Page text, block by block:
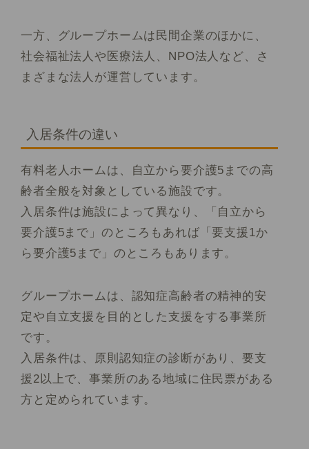
一方、グループホームは民間企業のほかに、
社会福祉法人や医療法人、NPO法人など、さ
まざまな法人が運営しています。
入居条件の違い
有料老人ホームは、自立から要介護5までの高
齢者全般を対象としている施設です。
入居条件は施設によって異なり、「自立から
要介護5まで」のところもあれば「要支援1か
ら要介護5まで」のところもあります。
グループホームは、認知症高齢者の精神的安
定や自立支援を目的とした支援をする事業所
です。
入居条件は、原則認知症の診断があり、要支
援2以上で、事業所のある地域に住民票がある
方と定められています。